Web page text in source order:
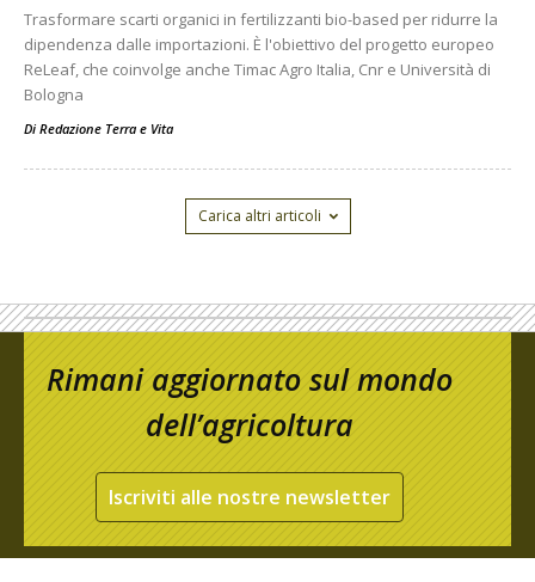
Trasformare scarti organici in fertilizzanti bio-based per ridurre la
dipendenza dalle importazioni. È l'obiettivo del progetto europeo
ReLeaf, che coinvolge anche Timac Agro Italia, Cnr e Università di
Bologna
Di Redazione Terra e Vita
Carica altri articoli
Rimani aggiornato sul mondo
dell’agricoltura
Iscriviti alle nostre newsletter